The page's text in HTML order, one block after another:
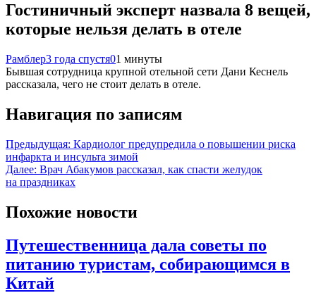
Гостиничный эксперт назвала 8 вещей,
которые нельзя делать в отеле
Рамблер3 года спустя01 минуты
Бывшая сотрудница крупной отельной сети Дани Кеснель
рассказала, чего не стоит делать в отеле.
Навигация по записям
Предыдущая: Кардиолог предупредила о повышении риска
инфаркта и инсульта зимой
Далее: Врач Абакумов рассказал, как спасти желудок
на праздниках
Похожие новости
Путешественница дала советы по
питанию туристам, собирающимся в
Китай